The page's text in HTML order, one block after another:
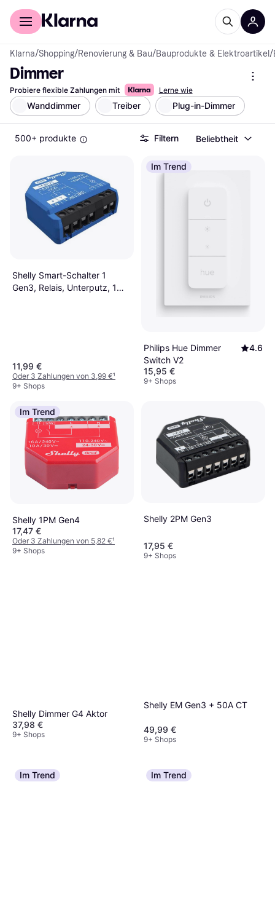
Für Shopper
Klarna/Shopping/Renovierung & Bau/Bauprodukte & Elektroartikel /
Dimmer
Probiere flexible Zahlungen mit Lerne wie
Wanddimmer Treiber Plug-in-Dimmer
500+ produkte Filtern Beliebtheit
Shelly Smart-Schalter 1
Gen3, Relais, Unterputz, 1
11,99 €
Oder 3 Zahlungen von 3,99 €¹
9+ Shops
Im Trend
Philips Hue Dimmer
Switch V2
4.6
15,95 €
9+ Shops
Im Trend
Shelly 1PM Gen4
17,47 €
Oder 3 Zahlungen von 5,82 €¹
9+ Shops
Shelly 2PM Gen3
17,95 €
9+ Shops
Shelly Dimmer G4 Aktor
37,98 €
9+ Shops
Shelly EM Gen3 + 50A CT
49,99 €
9+ Shops
Im Trend Im Trend